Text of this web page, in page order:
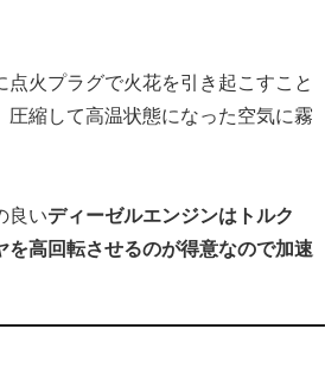
火プラグで火花を引き起こすこと
縮して高温状態になった空気に霧
良いディーゼルエンジンはトルク
を高回転させるのが得意なので加速